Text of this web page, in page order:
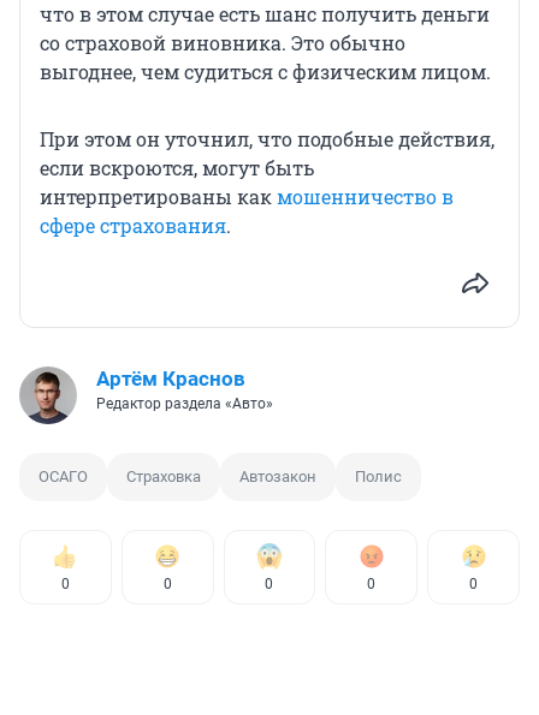
что в этом случае есть шанс получить деньги
со страховой виновника. Это обычно
выгоднее, чем судиться с физическим лицом.
При этом он уточнил, что подобные действия,
если вскроются, могут быть
интерпретированы какмошенничество в
сфере страхования.
Артём Краснов
Редактор раздела «Авто»
ОСАГО Страховка Автозакон Полис
0 0 0 0 0